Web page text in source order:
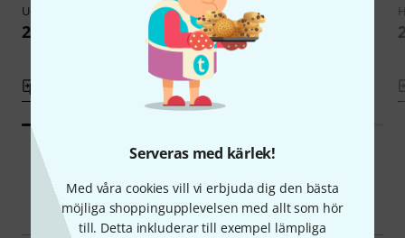
Serveras med kärlek!
Med våra cookies vill vi erbjuda dig den bästa
möjliga shoppingupplevelsen med allt som hör
till. Detta inkluderar till exempel lämpliga
Uo-Chikyu Fret End Dressing File
277 kr
HoscoH-SB-2 Sanding Block
255 kr
Smart Navigator